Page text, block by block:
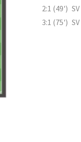
2:1 (49')
3:1 (75')